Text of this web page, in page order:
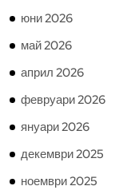
юни 2026
май 2026
април 2026
февруари 2026
януари 2026
декември 2025
ноември 2025